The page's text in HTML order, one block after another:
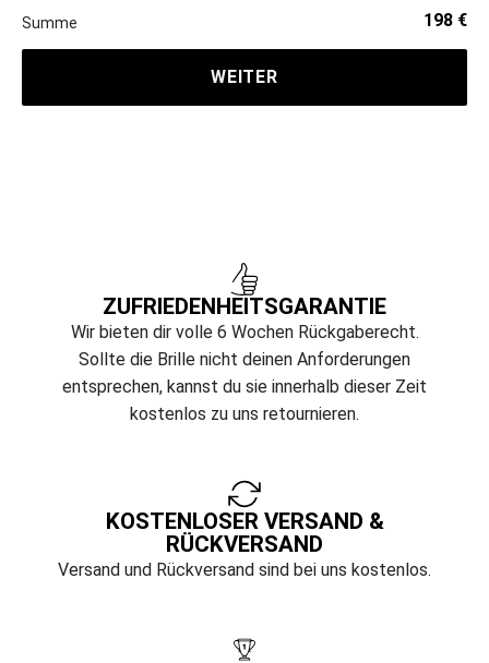
Summe 198 €
WEITER
ZUFRIEDENHEITS­GARANTIE
Wir bieten dir volle 6 Wochen Rückgaberecht.
Sollte die Brille nicht deinen Anforderungen
entsprechen, kannst du sie innerhalb dieser Zeit
kostenlos zu uns retournieren.
KOSTENLOSER VERSAND &
RÜCKVERSAND
Versand und Rückversand sind bei uns kostenlos.